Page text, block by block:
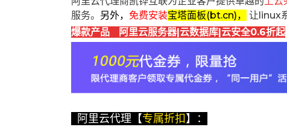
服务。 另外， 免费安装宝塔面板(bt.cn)，
让linux
爆款产品 阿里云服务器|云数据库|云安全0.6折起
阿里云代理【专属折扣】：